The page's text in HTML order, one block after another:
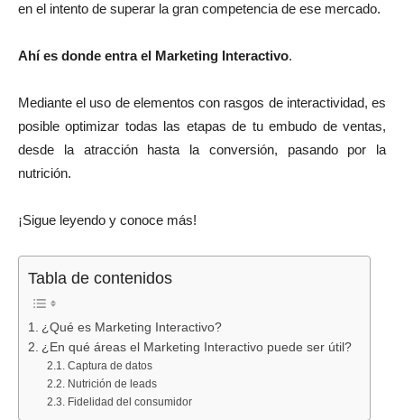
en el intento de superar la gran competencia de ese mercado.
Ahí es donde entra el Marketing Interactivo.
Mediante el uso de elementos con rasgos de interactividad, es
posible optimizar todas las etapas de tu embudo de ventas,
desde la atracción hasta la conversión, pasando por la
nutrición.
¡Sigue leyendo y conoce más!
Tabla de contenidos
¿Qué es Marketing Interactivo?
¿En qué áreas el Marketing Interactivo puede ser útil?
Captura de datos
Nutrición de leads
Fidelidad del consumidor